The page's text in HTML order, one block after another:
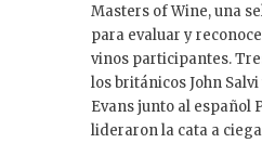
Masters of Wine, una
para evaluar y
vinos participantes.
los británicos John Salvi
Evans junto al español
lideraron la cata a